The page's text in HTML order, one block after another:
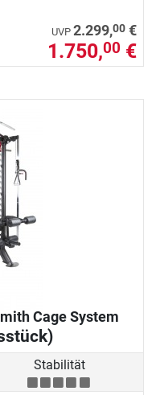
UVP 2.299,00 €
1.750,00 €
Cage System
Stabilität